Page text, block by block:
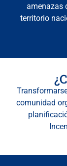
amenazas
territorio
comunidad